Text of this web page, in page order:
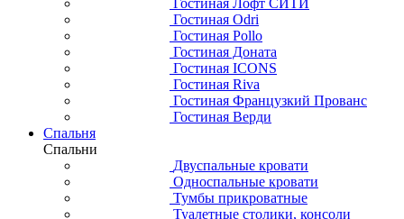
Гостиная Odri
Гостиная Pollo
Гостиная Доната
Гостиная ICONS
Гостиная Riva
Гостиная Французкий Прованс
Гостиная Верди
Спальня
Спальни
Двуспальные кровати
Односпальные кровати
Тумбы прикроватные
Туалетные столики, консоли